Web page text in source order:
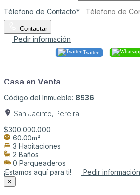
Télefono de Contacto*
Contactar
Pedir información
Twitter
Casa en Venta
Código del Inmueble: 8936
San Jacinto, Pereira
$300.000.000
60.00m²
3 Habitaciones
2 Baños
0 Parqueaderos
¡Estamos aquí para ti!
Pedir información
×